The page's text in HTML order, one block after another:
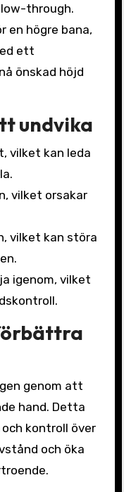
through.
en högre bana,
ett
önskad höjd
undvika
vilket kan leda
vilket orsakar
vilket kan störa
igenom, vilket
genom att
hand. Detta
kontroll över
och öka